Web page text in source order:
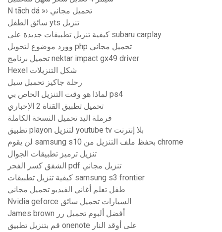
N tãch dá »› تحميل مجاني
سائق الطفل yts تنزيل
كيفية تنزيل تطبيقات جديدة على subaru carplay
وورد موضوع لتحويل php تحميل مجاني
تحميل برنامج nektar impact gx49 driver
Hexel شكل التنزيلات
رحلة جاكيز تحميل سيل
لماذا هو وقت التنزيل الخاص بي ps4
تحميل تطبيق القناة 2 الإخباري
فرملة اليد تحميل النسخة الكاملة
تطبيق playon لتنزيل youtube tv بلا إنترنت
لن يقوم samsung s10 بحفظ ملف التنزيل من chrome
تنزيل ترميز تطبيقات الجوال
الشفق كسر الفجر pdf تنزيل مجاني
كيفية تنزيل تطبيقات samsung s3 frontier
طفل تعلم أغاني الفيديو تحميل مجاني
Nvidia geforce السيارات تحميل سائق
James brown أفضل ألبوم تحميل رر
قم بتنزيل تطبيق onenote على أوقد النار